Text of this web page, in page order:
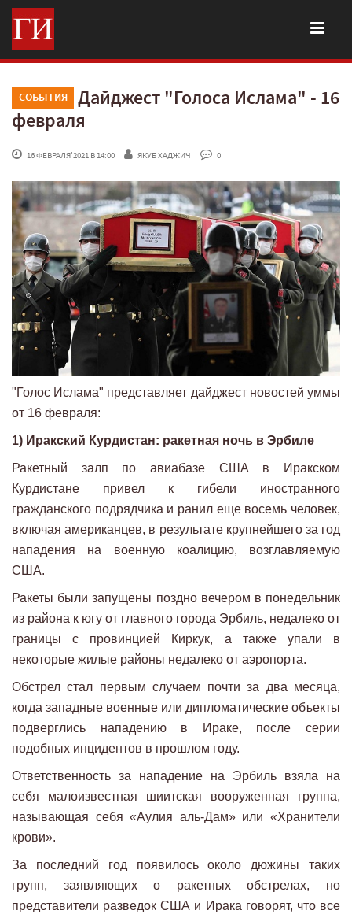
СОБЫТИЯ
Дайджест "Голоса Ислама" - 16
февраля
16 ФЕВРАЛЯ'2021 В 14:00 ЯКУБ ХАДЖИЧ 0
"Голос Ислама" представляет дайджест новостей уммы
от 16 февраля:
1) Иракский Курдистан: ракетная ночь в Эрбиле
Ракетный залп по авиабазе США в Иракском
Курдистане привел к гибели иностранного
гражданского подрядчика и ранил еще восемь человек,
включая американцев, в результате крупнейшего за год
нападения на военную коалицию, возглавляемую
США.
Ракеты были запущены поздно вечером в понедельник
из района к югу от главного города Эрбиль, недалеко от
границы с провинцией Киркук, а также упали в
некоторые жилые районы недалеко от аэропорта.
Обстрел стал первым случаем почти за два месяца,
когда западные военные или дипломатические объекты
подверглись нападению в Ираке, после серии
подобных инцидентов в прошлом году.
Ответственность за нападение на Эрбиль взяла на
себя малоизвестная шиитская вооруженная группа,
называющая себя «Аулия аль-Дам» или «Хранители
крови».
За последний год появилось около дюжины таких
групп, заявляющих о ракетных обстрелах, но
представители разведок США и Ирака говорят, что все